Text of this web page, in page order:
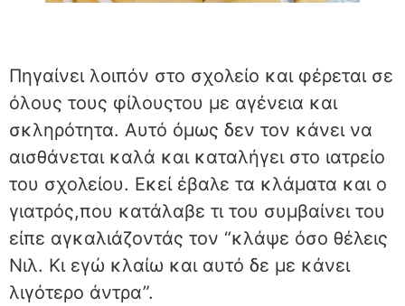
Πηγαίνει λοιπόν στο σχολείο και φέρεται σε
όλους τους φίλουςτου με αγένεια και
σκληρότητα. Αυτό όμως δεν τον κάνει να
αισθάνεται καλά και καταλήγει στο ιατρείο
του σχολείου. Εκεί έβαλε τα κλάματα και ο
γιατρός,που κατάλαβε τι του συμβαίνει του
είπε αγκαλιάζοντάς τον “κλάψε όσο θέλεις
Νιλ. Κι εγώ κλαίω και αυτό δε με κάνει
λιγότερο άντρα”.